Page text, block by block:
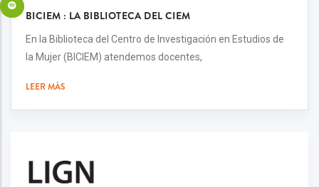
BICIEM : LA BIBLIOTECA DEL CIEM
En la Biblioteca del Centro de Investigación en Estudios de
la Mujer (BICIEM) atendemos docentes,
LEER MÁS